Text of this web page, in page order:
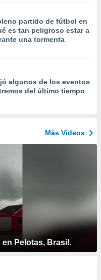
partido de fútbol en
es tan peligroso estar a
una tormenta
algunos de los eventos
del último tiempo
Más Vídeos
Pelotas, Brasil.